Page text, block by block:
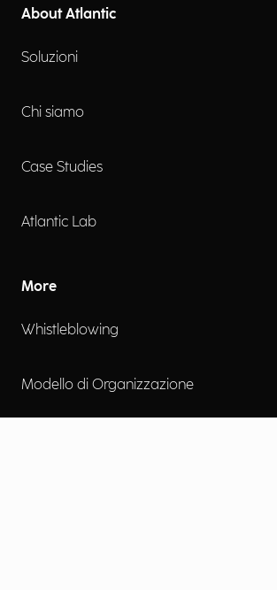
About Atlantic
Soluzioni
Chi siamo
Case Studies
Atlantic Lab
More
Whistleblowing
Modello di Organizzazione